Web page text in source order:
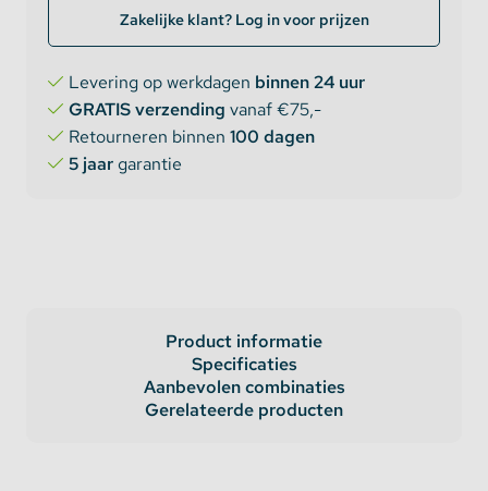
Zakelijke klant? Log in voor prijzen
Levering op werkdagen binnen 24 uur
GRATIS verzending vanaf €75,-
Retourneren binnen 100 dagen
5 jaargarantie
Product informatie
Specificaties
Aanbevolen combinaties
Gerelateerde producten